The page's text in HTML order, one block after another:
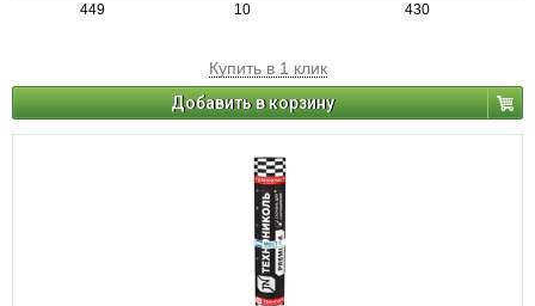
449 10 430
Купить в 1 клик
Добавить в корзину